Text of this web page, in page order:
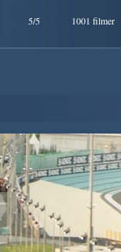
5/5 1001 filmer